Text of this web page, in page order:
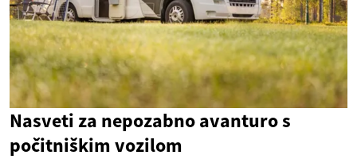
Nasveti za nepozabno avanturo s
počitniškim vozilom